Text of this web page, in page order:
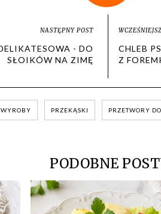
NASTĘPNY POST
- DO
SŁOIKÓW NA ZIMĘ
CHLEB
Z
PRZEKĄSKI PRZETWORY
PODOBNE